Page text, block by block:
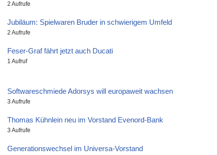
2 Aufrufe
Jubiläum: Spielwaren Bruder in schwierigem Umfeld
2 Aufrufe
Feser-Graf fährt jetzt auch Ducati
1 Aufruf
Softwareschmiede Adorsys will europaweit wachsen
3 Aufrufe
Thomas Kühnlein neu im Vorstand Evenord-Bank
3 Aufrufe
Generationswechsel im Universa-Vorstand